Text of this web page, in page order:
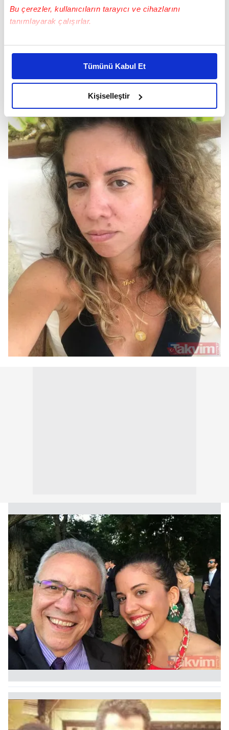
Bu çerezler, kullanıcıların tarayıcı ve cihazlarını
tanımlayarak çalışırlar.
Bu çerezlere izin vermeniz halinde sizlere özel
daha iyi reklam deneyimi yaşatabiliriz. Bunu yaparken
amacımızın size daha iyi bir reklam deneyimi sunmak
olduğunu ve sizlere en iyi içerikleri sunabilmek adına
elimizden gelen çabayı gösterdiğimizi ve bu noktada,
reklamların maliyetlerimizi karşılamak noktasında tek gelir
kalemimiz olduğunu sizlere hatırlatmak isteriz.
Her halükârda, kullanıcılar, bu çerezlere izin vermedikleri
takdirde, kullanıcılara hedefli reklamlar
gösterilmeyecektir."
Sizlere daha iyi bir hizmet sunabilmek için İnternet
Sitemizde kendimize ve üçüncü kişilere ait çerezler
kullanılmaktadır. Bu çerezler vasıtasıyla çeşitli kişisel
verileriniz işlenmekte olup gerekli olan çerezler bilgi
toplumu hizmetlerinin sunulması amacıyla
kullanılmaktadır. Diğer çerezler, sitemizin daha işlevsel
kılınması ve kişiselleştirilmesi ve sizlere yönelik
reklam/pazarlama faaliyetlerinin yapılması, amaçlarıyla
sınırlı olarak açık rızanız dahilinde kullanılacaktır.
Çerezlere ilişkin tercihlerinizi aşağıda yer alan panel
vasıtasıyla belirleyebilirsiniz. Çerezlere ilişkin detaylı bilgi
için Ayarlar butonuna tıklayabilir,
Çerez Bilgilendirme
Tümünü Kabul Et
Kişiselleştir